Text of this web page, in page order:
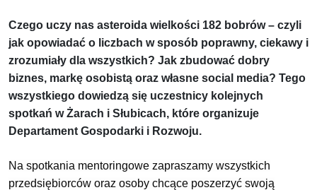
Czego uczy nas asteroida wielkości 182 bobrów – czyli
jak opowiadać o liczbach w sposób poprawny, ciekawy i
zrozumiały dla wszystkich? Jak zbudować dobry
biznes, markę osobistą oraz własne social media? Tego
wszystkiego dowiedzą się uczestnicy kolejnych
spotkań w Żarach i Słubicach, które organizuje
Departament Gospodarki i Rozwoju.
Na spotkania mentoringowe zapraszamy wszystkich
przedsiębiorców oraz osoby chcące poszerzyć swoją